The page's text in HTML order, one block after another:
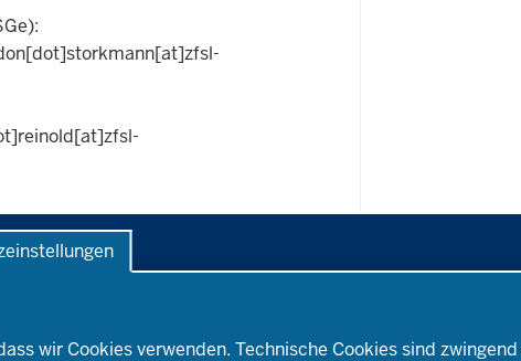
wir Cookies verwenden. Technische Cookies sind
Lehramt Rechtsrahmen Bewerbung